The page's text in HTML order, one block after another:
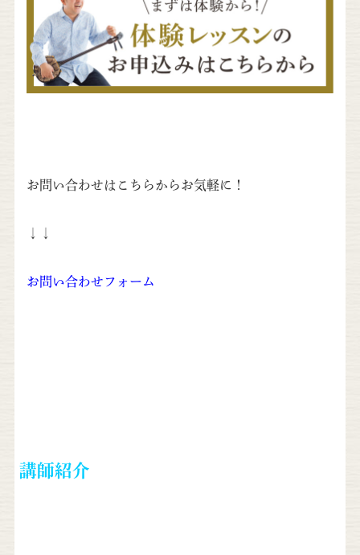
お問い合わせはこちらからお気軽に！
お問い合わせフォーム
講師紹介